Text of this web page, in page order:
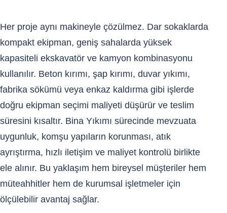
Her proje aynı makineyle çözülmez. Dar sokaklarda
kompakt ekipman, geniş sahalarda yüksek
kapasiteli ekskavatör ve kamyon kombinasyonu
kullanılır. Beton kırımı, şap kırımı, duvar yıkımı,
fabrika sökümü veya enkaz kaldırma gibi işlerde
doğru ekipman seçimi maliyeti düşürür ve teslim
süresini kısaltır. Bina Yıkımı sürecinde mevzuata
uygunluk, komşu yapıların korunması, atık
ayrıştırma, hızlı iletişim ve maliyet kontrolü birlikte
ele alınır. Bu yaklaşım hem bireysel müşteriler hem
müteahhitler hem de kurumsal işletmeler için
ölçülebilir avantaj sağlar.